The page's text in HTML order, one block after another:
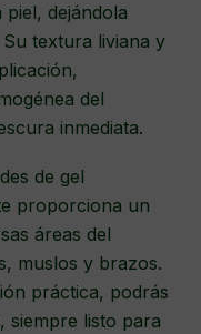
dejándola
textura liviana y
del
inmediata.
de gel
proporciona un
áreas del
muslos y brazos.
práctica, podrás
siempre listo para